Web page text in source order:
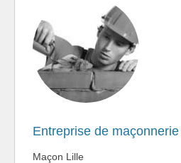
Entreprise de
Maçon Lille